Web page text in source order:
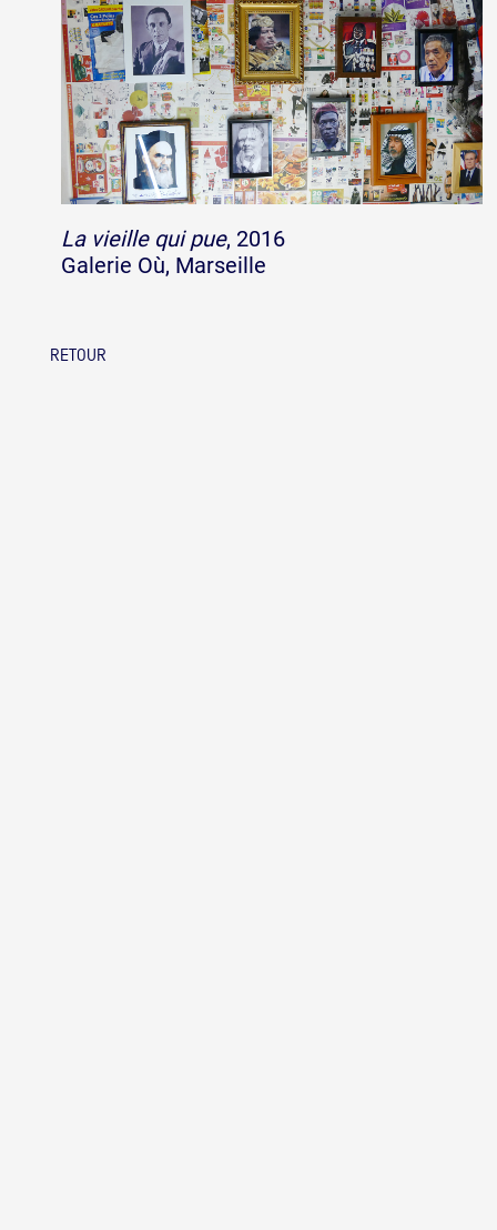
La vieille qui pue, 2016
Galerie Où, Marseille
RETOUR